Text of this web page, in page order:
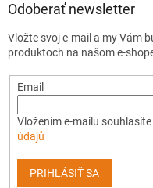
Odoberať newsletter
Vložte svoj e-mail a my Vám
produktoch na našom e-
Email
Vložením e-mailu souhlasíte
údajů
PRIHLÁSIŤ SA